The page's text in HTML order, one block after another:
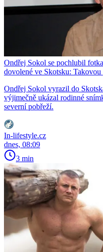
Ondřej Sokol se pochlubil
dovolené ve Skotsku: Takovou
Ondřej Sokol vyrazil do
výjimečně ukázal rodinné
severní pobřeží.
In-lifestyle.cz
dnes, 08:09
3 min